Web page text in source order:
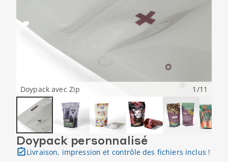
Doypack avec Zip 1 /11
Doypack personnalisé
Livraison, impression et contrôle des fichiers inclus !